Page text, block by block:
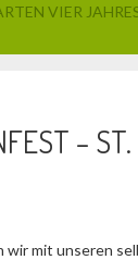
–
wir mit unseren